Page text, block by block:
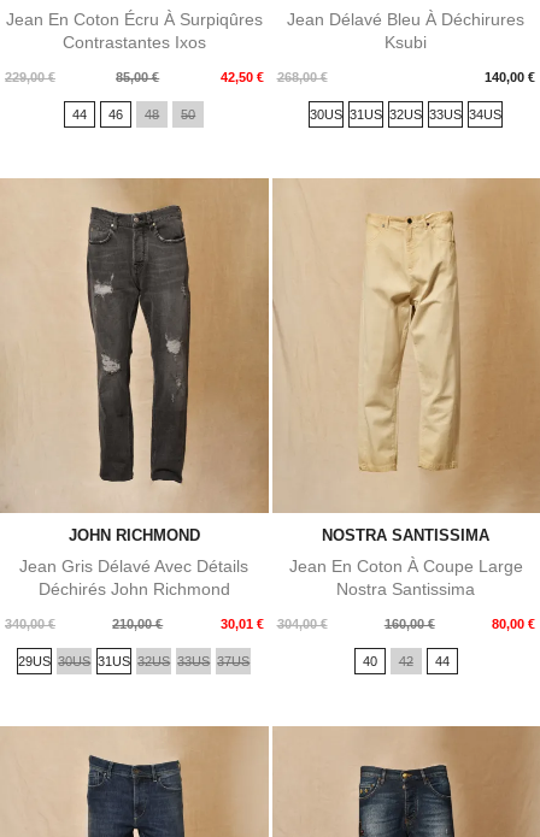
Jean En Coton Écru À Surpiqûres
Contrastantes Ixos
229,00 €
Prix
85,00 € 42,50 €
Prix
44 46 48 50
Jean Délavé Bleu À Déchirures
Ksubi
268,00 € 140,00 €
Prix
30US 31US 32US 33US 34US
JOHN RICHMOND
Jean Gris Délavé Avec Détails
Déchirés John Richmond
340,00 €
Prix
de
base
210,00 € 30,01 €
Prix
29US 30US 31US 32US 33US 37US
NOSTRA SANTISSIMA
Jean En Coton À Coupe Large
Nostra Santissima
304,00 €
Prix
160,00 € 80,00 €
Prix
40 42 44